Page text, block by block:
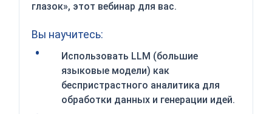
глазок», этот вебинар для вас.
Вы научитесь:
Использовать LLM (большие
языковые модели) как
беспристрастного аналитика для
обработки данных и генерации идей.